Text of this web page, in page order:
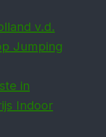
v.d.
Jumping
in
Indoor